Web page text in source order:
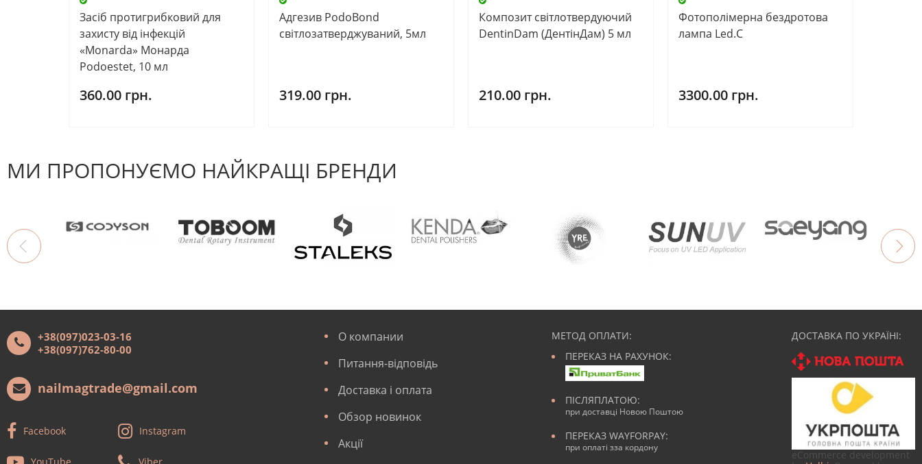
Засіб протигрибковий для
захисту від інфекцій
«Monarda» Монарда
Podoestet, 10 мл
360.00 грн.
Адгезив PodoBond
світлозатверджуваний, 5мл
319.00 грн.
Композит світлотвердуючий
DentinDam (ДентінДам) 5 мл
210.00 грн.
Фотополімерна бездротова
лампа Led.C
3300.00 грн.
МИ ПРОПОНУЄМО НАЙКРАЩІ БРЕНДИ
+38(097)023-03-16
+38(097)762-80-00
nailmagtrade@gmail.com
Facebook Instagram
YouTube Viber
О компании
Питання-відповідь
Доставка і оплата
Обзор новинок
Акції
МЕТОД ОПЛАТИ:
ПЕРЕКАЗ НА РАХУНОК:
ПІСЛЯПЛАТОЮ:
при доставці Новою Поштою
ПЕРЕКАЗ WAYFORPAY:
при оплаті зза кордону
ДОСТАВКА ПО УКРАЇНІ:
eCommerce development